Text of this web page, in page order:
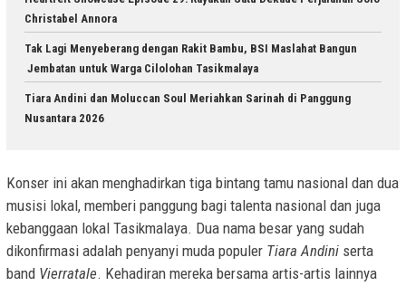
Christabel Annora
Tak Lagi Menyeberang dengan Rakit Bambu, BSI Maslahat Bangun
Jembatan untuk Warga Cilolohan Tasikmalaya
Tiara Andini dan Moluccan Soul Meriahkan Sarinah di Panggung
Nusantara 2026
Konser ini akan menghadirkan tiga bintang tamu nasional dan dua
musisi lokal, memberi panggung bagi talenta nasional dan juga
kebanggaan lokal Tasikmalaya. Dua nama besar yang sudah
dikonfirmasi adalah penyanyi muda populer Tiara Andini serta
band Vierratale. Kehadiran mereka bersama artis-artis lainnya